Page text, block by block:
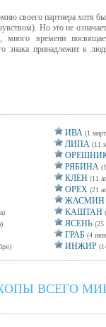
своего партнера хотя
Но это не
времени
знака принадлежит к
ИВА (1
ЛИПА (11
РЯБИНА
КЛЕН (11
ОРЕХ (21
ЖАСМИН
КАШТАН
ЯСЕНЬ (25
ГРАБ (4
ИНЖИР
ВСЕГО